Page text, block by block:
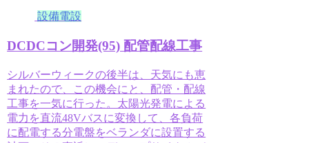
設備電設
DCDCコン開発(95) 配管配線工事
シルバーウィークの後半は、天気にも恵
まれたので、この機会にと、配管・配線
工事を一気に行った。太陽光発電による
電力を直流48Vバスに変換して、各負荷
に配電する分電盤をベランダに設置する